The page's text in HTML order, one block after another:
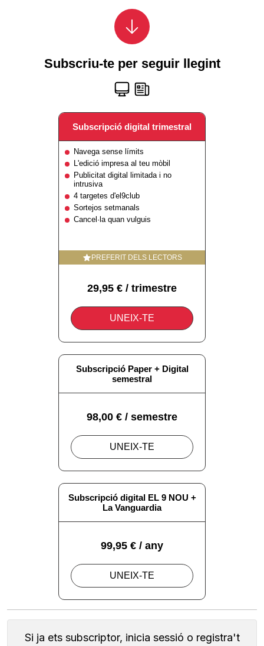
Si ja ets subscriptor, inicia sessió o registra't